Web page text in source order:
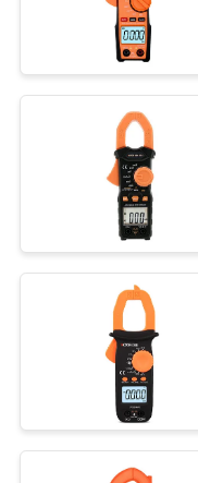
SITIO
PRIVACY
Tipo
banco
proceso